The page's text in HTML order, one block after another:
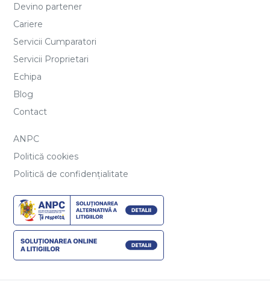
Devino partener
Cariere
Servicii Cumparatori
Servicii Proprietari
Echipa
Blog
Contact
ANPC
Politică cookies
Politică de confidențialitate